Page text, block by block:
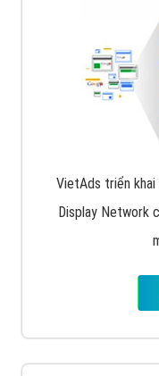
VietAds triển khai
Display Network